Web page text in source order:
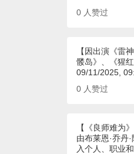
0 人赞过
【因出演《雷
髅岛》、《猩
09/11/2025,
0 人赞过
【《良师难为
由布莱恩·乔丹
入个人、职业